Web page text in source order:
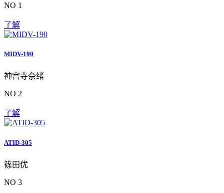
NO 1
了解
MIDV-190
神宫寺奈绪
NO 2
了解
ATID-305
篠田优
NO 3